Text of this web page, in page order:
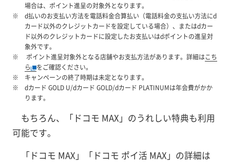
場合は、ポイント進呈の対象外となります。
d払いのお支払い方法を電話料金合算払い（電話料金の支払い方法にd
カード以外のクレジットカードを設定している場合）、またはdカー
ド以外のクレジットカードに設定したお支払いはdポイントの進呈対
象外です。
ポイント進呈対象外となる店舗やお支払方法があります。詳細はこち
ら
をご確認ください。
キャンペーンの終了時期は未定となります。
dカード GOLD U/dカード GOLD/dカード PLATINUMは年会費がかか
ります。
もちろん、「ドコモ MAX」のうれしい特典も利用
可能です。
「ドコモ MAX」「ドコモ ポイ活 MAX」の詳細は